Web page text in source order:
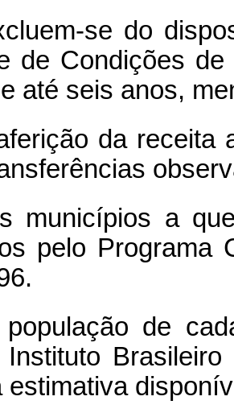
se do
de Condições
até seis anos,
da receita
municípios a
pelo Programa
de
Instituto
estimativa